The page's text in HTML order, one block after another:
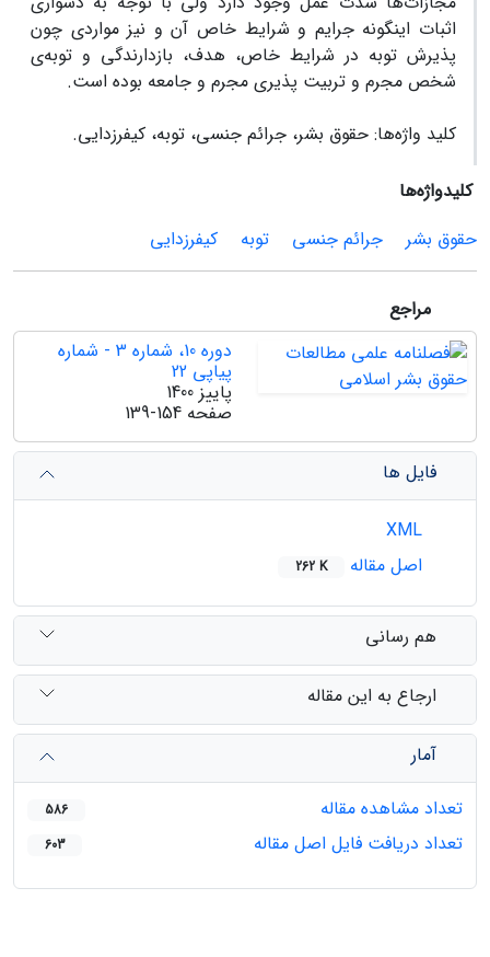
اثبات اینگونه جرایم و شرایط خاص آن و نیز مواردی چون
پذیرش توبه در شرایط خاص، هدف، بازدارندگی و توبه‌ی
شخص مجرم و تربیت پذیری مجرم و جامعه بوده است.
کلید واژه‌ها: حقوق بشر، جرائم جنسی، توبه، کیفرزدایی.
کلیدواژه‌ها
حقوق بشر
جرائم جنسی توبه کیفرزدایی
مراجع
دوره 10، شماره 3 - شماره
پیاپی 22
پاییز 1400
صفحه 139-154
فایل ها
اصل مقاله
262 K
هم رسانی
ارجاع به این مقاله
آمار
تعداد مشاهده مقاله
586
تعداد دریافت فایل اصل مقاله 603